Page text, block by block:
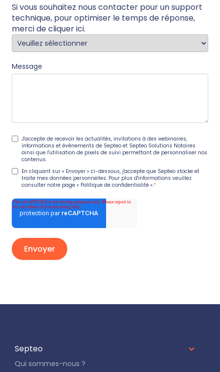
Si vous souhaitez nous contacter pour un support
technique, pour optimiser le temps de réponse,
merci decliquer ici.
Message
J'accepte de recevoir les actualités, invitations à des webinaires,
informations et événements de Septeo et Septeo Solutions Notaires
ainsi que l'utilisation de pixels de suivi permettant de personnaliser nos
contenus.
En cliquant sur « Envoyer » ci-dessous, j'accepte que Septeo stocke et
traite mes données personnelles. Pour plus d'informations veuillez
consulter notre page « Politique de confidentialité ».*
Septeo
Qui sommes-nous ?